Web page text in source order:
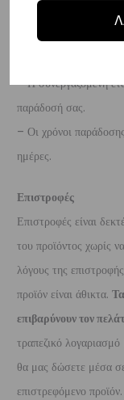
Διεθνή
– Η συνεργαζόμενη
παράδοσή σας.
– Οι χρόνοι
ημέρες.
Επιστροφές
Επιστροφές είναι
του προϊόντος χωρίς
λόγους της
προϊόν είναι άθικτα.
επιβαρύνουν τον
τραπεζικό
θα μας δώσετε μέσα
επιστρεφόμενο προϊόν.